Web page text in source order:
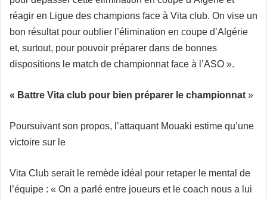
réagir en Ligue des champions face à Vita club. On vise un
bon résultat pour oublier l’élimination en coupe d’Algérie
et, surtout, pour pouvoir préparer dans de bonnes
dispositions le match de championnat face à l’ASO ».
« Battre Vita club pour bien préparer le championnat »
Poursuivant son propos, l’attaquant Mouaki estime qu’une
victoire sur le
Vita Club serait le remède idéal pour retaper le mental de
l’équipe : « On a parlé entre joueurs et le coach nous a lui